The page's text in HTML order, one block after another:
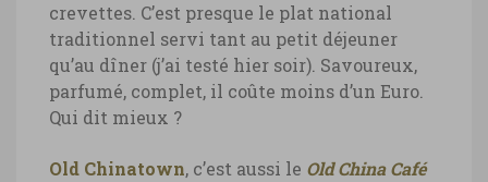
crevettes. C’est presque le plat national
traditionnel servi tant au petit déjeuner
qu’au dîner (j’ai testé hier soir). Savoureux,
parfumé, complet, il coûte moins d’un Euro.
Qui dit mieux ?
Old Chinatown, c’est aussi le Old China Café